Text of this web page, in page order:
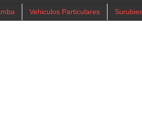
Vehiculos Particulares